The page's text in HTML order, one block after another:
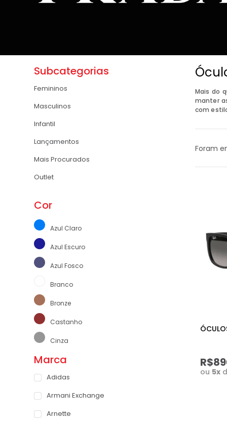
Subcategorias
Femininos
Masculinos
Infantil
Lançamentos
Mais Procurados
Outlet
Cor
Azul Claro
Azul Escuro
Azul Fosco
Branco
Bronze
Castanho
Cinza
Coral
Dourado
Grafite
Laranja
Marca
Adidas
Armani Exchange
Arnette
Mais do
manter
com
Foram
ou 5x